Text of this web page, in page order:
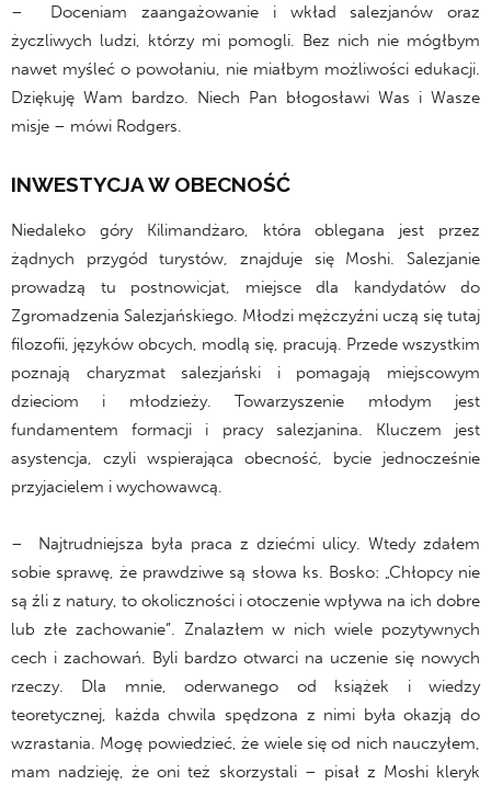
– Doceniam zaangażowanie i wkład salezjanów oraz
życzliwych ludzi, którzy mi pomogli. Bez nich nie mógłbym
nawet myśleć o powołaniu, nie miałbym możliwości edukacji.
Dziękuję Wam bardzo. Niech Pan błogosławi Was i Wasze
misje – mówi Rodgers.
INWESTYCJA W OBECNOŚĆ
Niedaleko góry Kilimandżaro, która oblegana jest przez
żądnych przygód turystów, znajduje się Moshi. Salezjanie
prowadzą tu postnowicjat, miejsce dla kandydatów do
Zgromadzenia Salezjańskiego. Młodzi mężczyźni uczą się tutaj
filozofii, języków obcych, modlą się, pracują. Przede wszystkim
poznają charyzmat salezjański i pomagają miejscowym
dzieciom i młodzieży. Towarzyszenie młodym jest
fundamentem formacji i pracy salezjanina. Kluczem jest
asystencja, czyli wspierająca obecność, bycie jednocześnie
przyjacielem i wychowawcą.
– Najtrudniejsza była praca z dziećmi ulicy. Wtedy zdałem
sobie sprawę, że prawdziwe są słowa ks. Bosko: „Chłopcy nie
są źli z natury, to okoliczności i otoczenie wpływa na ich dobre
lub złe zachowanie”. Znalazłem w nich wiele pozytywnych
cech i zachowań. Byli bardzo otwarci na uczenie się nowych
rzeczy. Dla mnie, oderwanego od książek i wiedzy
teoretycznej, każda chwila spędzona z nimi była okazją do
wzrastania. Mogę powiedzieć, że wiele się od nich nauczyłem,
mam nadzieję, że oni też skorzystali – pisał z Moshi kleryk